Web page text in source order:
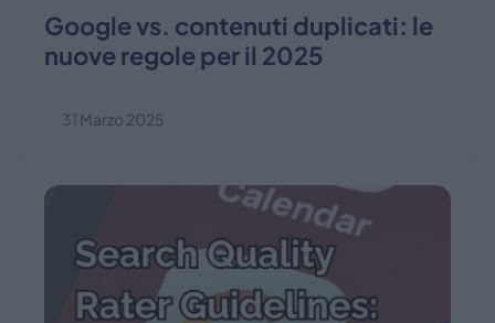
Google vs. contenuti duplicati: le
nuove regole per il 2025
31 Marzo 2025